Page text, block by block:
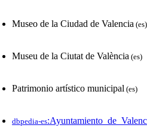
Museo de la Ciudad de Valencia (es)
Museu de la Ciutat de València (es)
Patrimonio artístico municipal (es)
dbpedia-es